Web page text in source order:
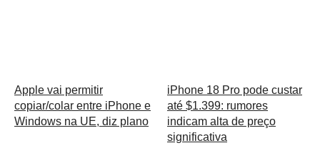
Apple vai permitir
copiar/colar entre iPhone e
Windows na UE, diz plano
iPhone 18 Pro pode custar
até $1.399: rumores
indicam alta de preço
significativa